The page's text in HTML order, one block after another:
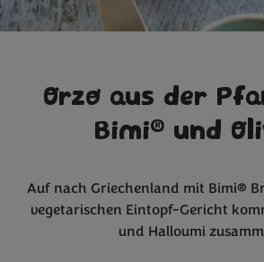
Orzo aus der
Bimi®und
Auf nach Griechenland mit Bimi®
vegetarischen Eintopf-Gericht
und Halloumi